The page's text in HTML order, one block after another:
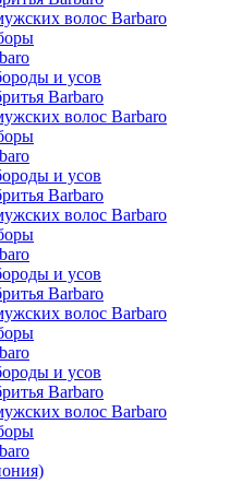
волос Barbaro
и усов
Barbaro
волос Barbaro
и усов
Barbaro
волос Barbaro
и усов
Barbaro
волос Barbaro
и усов
Barbaro
волос Barbaro